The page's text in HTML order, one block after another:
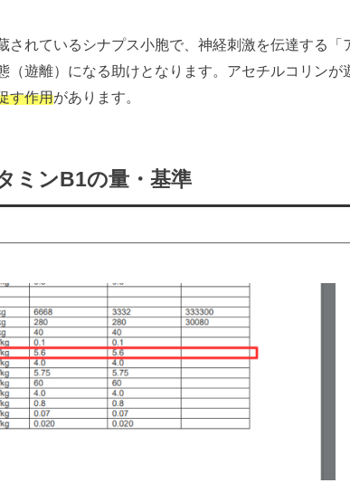
されているシナプス小胞で、神経刺激を伝達する「
（遊離）になる助けとなります。アセチルコリンが
す作用があります。
ミンB1の量・基準